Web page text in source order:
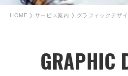
HOME サービス案内 グラフィックデザ
GRAPHIC